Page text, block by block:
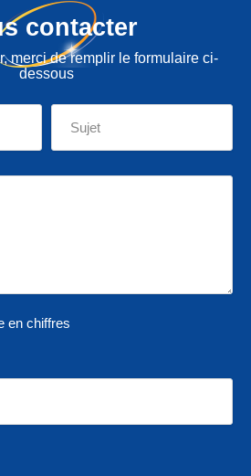
contacter
merci de remplir le formulaire ci-
dessous
en chiffres